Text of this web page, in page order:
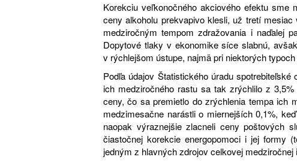
Korekciu veľkonočného akciového efektu sme
ceny alkoholu prekvapivo klesli, už tretí
medziročným tempom zdražovania i naďalej
Dopytové tlaky v ekonomike síce slabnú,
v rýchlejšom ústupe, najmä pri niektorých
Podľa údajov Štatistického úradu
ich medziročného rastu sa tak zrýchlilo z
ceny, čo sa premietlo do zrýchlenia tempa ich
medzimesačne narástli o miernejších 0,1%,
naopak výraznejšie zlacneli ceny poštových
čiastočnej korekcie energopomoci i jej formy
jedným z hlavných zdrojov celkovej